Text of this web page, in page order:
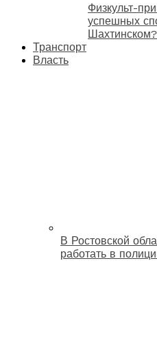
Физкульт-
успешных
Шахтинском?
Транспорт
Власть
В Ростовской
работать в